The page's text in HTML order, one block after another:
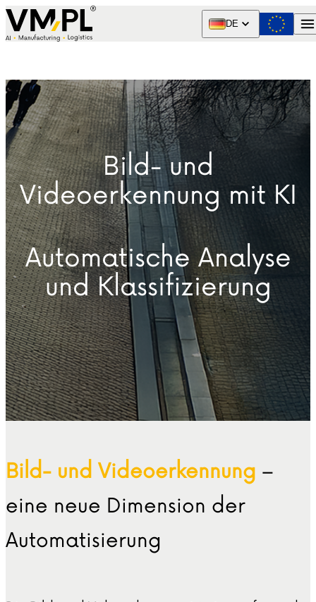
Skip to content
DE
Bild- und
Videoerkennung mit KI
Automatische Analyse
und Klassifizierung
Bild- und Videoerkennung –
eine neue Dimension der
Automatisierung